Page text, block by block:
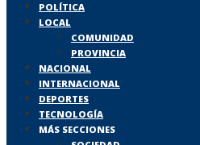
POLÍTICA
LOCAL
COMUNIDAD
PROVINCIA
NACIONAL
INTERNACIONAL
DEPORTES
TECNOLOGÍA
MÁS SECCIONES